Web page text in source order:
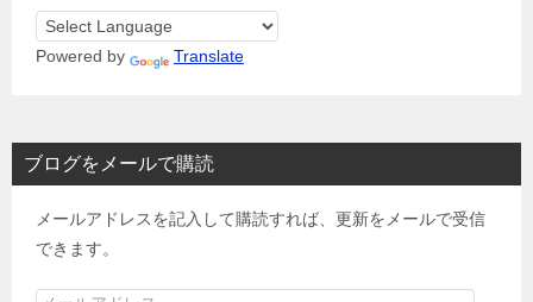
Powered by Translate
ブログをメールで購読
メールアドレスを記入して購読すれば、更新をメールで受信
できます。